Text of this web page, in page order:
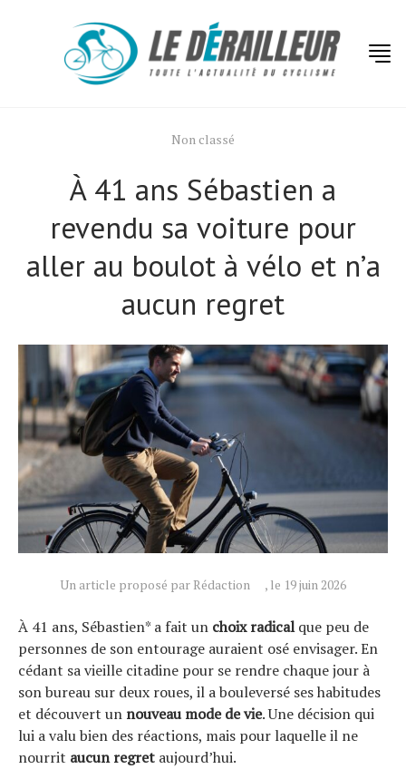
Non classé
À 41 ans Sébastien a
revendu sa voiture pour
aller au boulot à vélo et nʼa
aucun regret
Un article proposé par Rédaction , le 19 juin 2026
À 41 ans, Sébastien* a fait un choix radicalque peu de
personnes de son entourage auraient osé envisager. En
cédant sa vieille citadine pour se rendre chaque jour à
son bureau sur deux roues, il a bouleversé ses habitudes
et découvert un nouveau mode de vie. Une décision qui
lui a valu bien des réactions, mais pour laquelle il ne
nourrit aucun regret aujourd’hui.